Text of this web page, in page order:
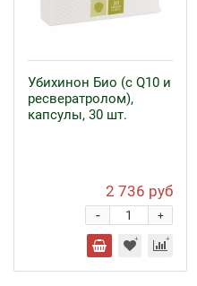
Убихинон Био (с Q10 и
ресвератролом),
капсулы, 30 шт.
2 736 руб
+
-